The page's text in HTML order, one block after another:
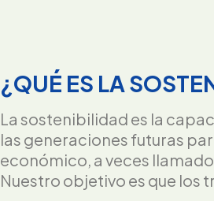
¿QUÉ ES LA
La sostenibilidad es la
las generaciones futuras
económico, a veces
Nuestro objetivo es que los